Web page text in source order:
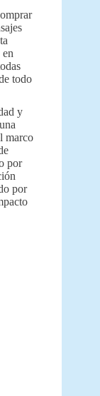
todo
y
marco
por
por